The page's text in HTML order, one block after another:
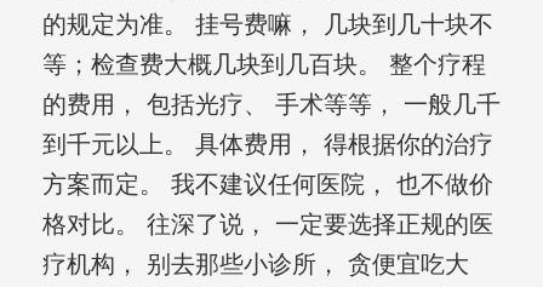
的规定为准。 挂号费嘛， 几块到几十块不
等；检查费大概几块到几百块。 整个疗程
的费用， 包括光疗、 手术等等， 一般几千
到千元以上。 具体费用， 得根据你的治疗
方案而定。 我不建议任何医院， 也不做价
格对比。 往深了说， 一定要选择正规的医
疗机构， 别去那些小诊所， 贪便宜吃大